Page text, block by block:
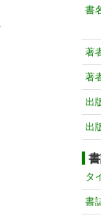
書
著
著
出
出
タ
書